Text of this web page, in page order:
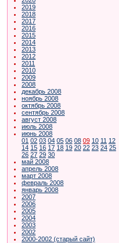
2019
2018
2017
2016
2015
2014
2013
2012
2011
2010
2009
2008
декабрь 2008
ноябрь 2008
октябрь 2008
сентябрь 2008
август 2008
июль 2008
июнь 2008
01 02 03 04 05 06 08 09 10 11 12
14 15 16 17 18 19 20 22 23 24 25
26 27 29 30
май 2008
апрель 2008
март 2008
февраль 2008
январь 2008
2007
2006
2005
2004
2003
2002
2000-2002 (старый сайт)